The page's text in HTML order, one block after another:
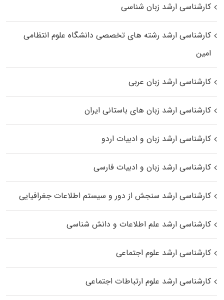
کارشناسی ارشد زبان شناسی
کارشناسی ارشد رﺷﺘﻪ ﻫﺎی تخصصی داﻧﺸﮕﺎه ﻋﻠﻮم انتظامی
اﻣﻴﻦ
کارشناسی ارشد زبان عربی
کارشناسی ارشد زبان‌ های باستانی ایران
کارشناسی ارشد زبان و ادبیات اردو
کارشناسی ارشد زبان و ادبیات فارسی
کارشناسی ارشد سنجش از دور و سیستم اطلاعات جغرافیایی
کارشناسی ارشد علم اطلاعات و دانش شناسی
کارشناسی ارشد علوم اجتماعی
کارشناسی ارشد علوم ارتباطات اجتماعی